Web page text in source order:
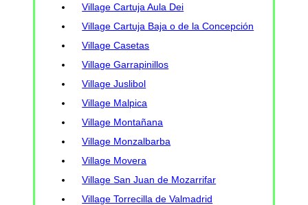
Village Cartuja Aula Dei
Village Cartuja Baja o de la Concepción
Village Casetas
Village Garrapinillos
Village Juslibol
Village Malpica
Village Montañana
Village Monzalbarba
Village Movera
Village San Juan de Mozarrifar
Village Torrecilla de Valmadrid